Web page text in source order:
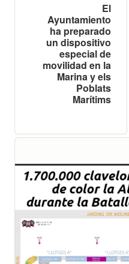
El
Ayuntamiento
ha preparado
un dispositivo
especial de
movilidad en la
Marina y els
Poblats
Marítims